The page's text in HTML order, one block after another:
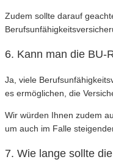
Zudem sollte darauf
6. Kann man die BU-
Ja, viele
es ermöglichen, die
Wir würden Ihnen zudem
um auch im Falle
7. Wie lange sollte